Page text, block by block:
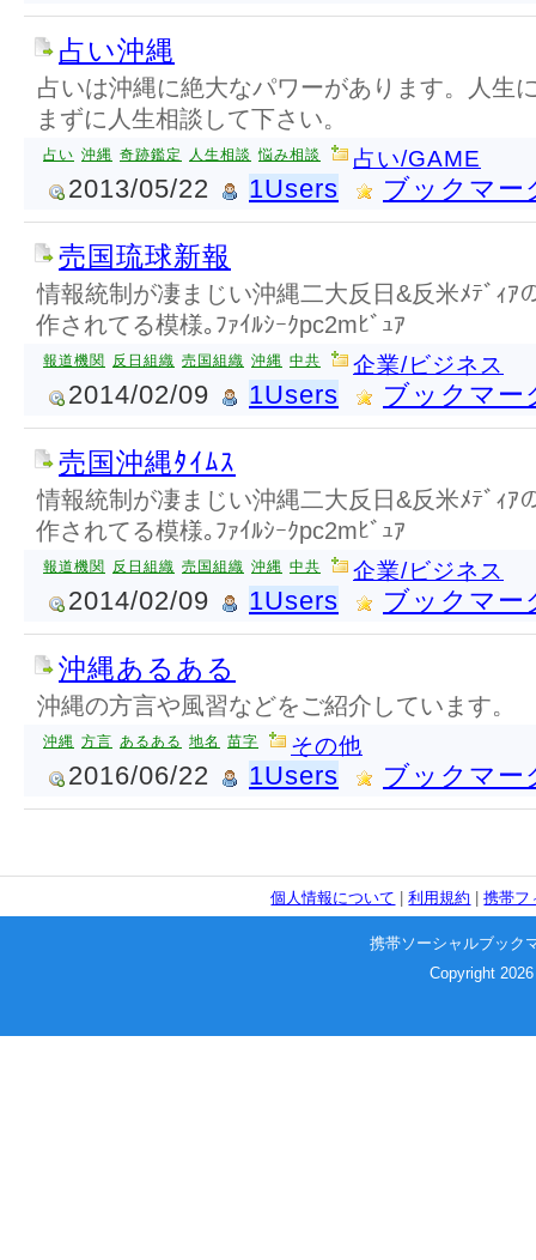
占い沖縄
占いは沖縄に絶大なパワーがあります。人生
まずに人生相談して下さい。
占い 沖縄 奇跡鑑定 人生相談 悩み相談 占い/GAME
2013/05/22 1Users ブックマー
売国琉球新報
情報統制が凄まじい沖縄二大反日&反米ﾒﾃﾞｨｱ
作されてる模様｡ﾌｧｲﾙｼｰｸpc2mﾋﾞｭｱ
報道機関 反日組織 売国組織 沖縄 中共 企業/ビジネス
2014/02/09 1Users ブックマー
売国沖縄ﾀｲﾑｽ
情報統制が凄まじい沖縄二大反日&反米ﾒﾃﾞｨｱ
作されてる模様｡ﾌｧｲﾙｼｰｸpc2mﾋﾞｭｱ
報道機関 反日組織 売国組織 沖縄 中共 企業/ビジネス
2014/02/09 1Users ブックマー
沖縄あるある
沖縄の方言や風習などをご紹介しています。
沖縄 方言 あるある 地名 苗字 その他
2016/06/22 1Users ブックマー
個人情報について |利用規約 |携帯フ
携帯ソーシャルブック
Copyright